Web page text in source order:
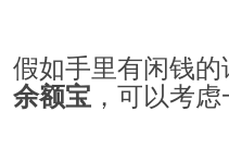
假如手里有闲钱的
余额宝 ，可以考